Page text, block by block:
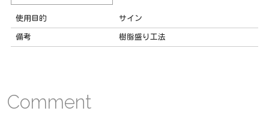
使用目的 サイン
備考 樹脂盛り工法
Comment